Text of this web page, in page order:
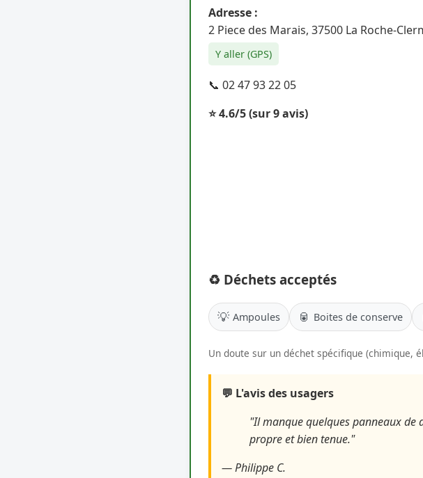
Adresse :
2 Piece des Marais, 37500 La Roche-
Y aller (GPS)
📞 02 47 93 22 05
⭐ 4.6/5(sur 9 avis)
♻️ Déchets acceptés
💡 Ampoules 🥫 Boites de conserve
Un doute sur un déchet spécifique (chimique,
💬 L'avis des usagers
"Il manque quelques panneaux de
propre et bien tenue."
— Philippe C.